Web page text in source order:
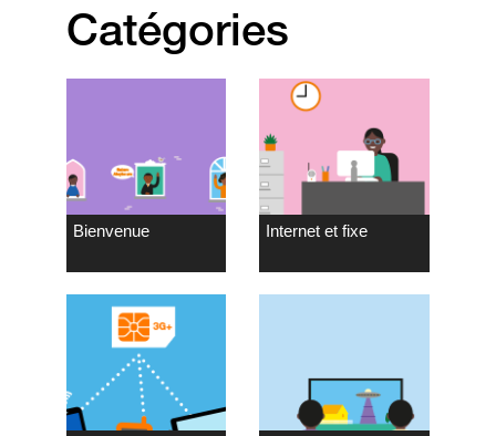
Catégories
Bienvenue Internet et fixe